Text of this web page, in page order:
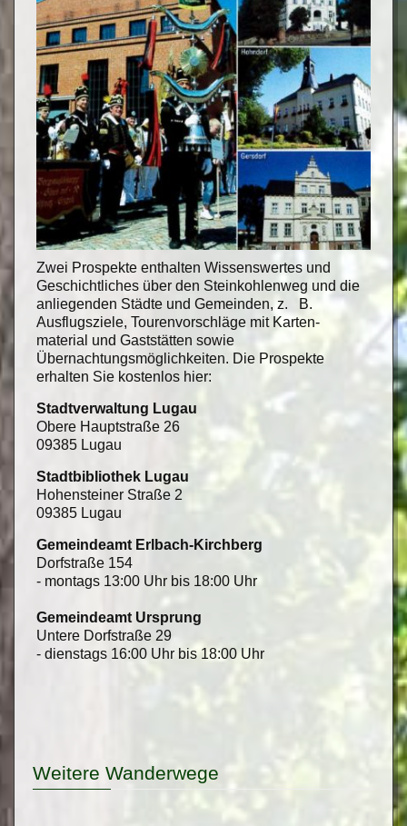
Zwei Prospekte enthalten Wissenswertes und
Geschichtliches über den Steinkohlenweg und die
anliegenden Städte und Gemeinden, z. B.
Ausflugsziele, Tourenvorschläge mit Karten-
material und Gaststätten sowie
Übernachtungsmöglichkeiten. Die Prospekte
erhalten Sie kostenlos hier:
Stadtverwaltung Lugau
Obere Hauptstraße 26
09385 Lugau
Stadtbibliothek Lugau
Hohensteiner Straße 2
09385 Lugau
Gemeindeamt Erlbach-Kirchberg
Dorfstraße 154
- montags 13:00 Uhr bis 18:00 Uhr
Gemeindeamt Ursprung
Untere Dorfstraße 29
- dienstags 16:00 Uhr bis 18:00 Uhr
Weitere Wanderwege